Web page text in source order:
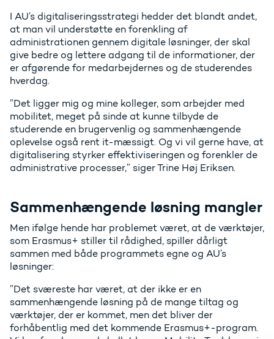
I AU’s digitaliseringsstrategi hedder det blandt andet,
at man vil understøtte en forenkling af
administrationen gennem digitale løsninger, der skal
give bedre og lettere adgang til de informationer, der
er afgørende for medarbejdernes og de studerendes
hverdag.
”Det ligger mig og mine kolleger, som arbejder med
mobilitet, meget på sinde at kunne tilbyde de
studerende en brugervenlig og sammenhængende
oplevelse også rent it-mæssigt. Og vi vil gerne have, at
digitalisering styrker effektiviseringen og forenkler de
administrative processer,” siger Trine Høj Eriksen.
Sammenhængende løsning mangler
Men ifølge hende har problemet været, at de værktøjer,
som Erasmus+ stiller til rådighed, spiller dårligt
sammen med både programmets egne og AU’s
løsninger:
”Det sværeste har været, at der ikke er en
sammenhængende løsning på de mange tiltag og
værktøjer, der er kommet, men det bliver der
forhåbentlig med det kommende Erasmus+-program.